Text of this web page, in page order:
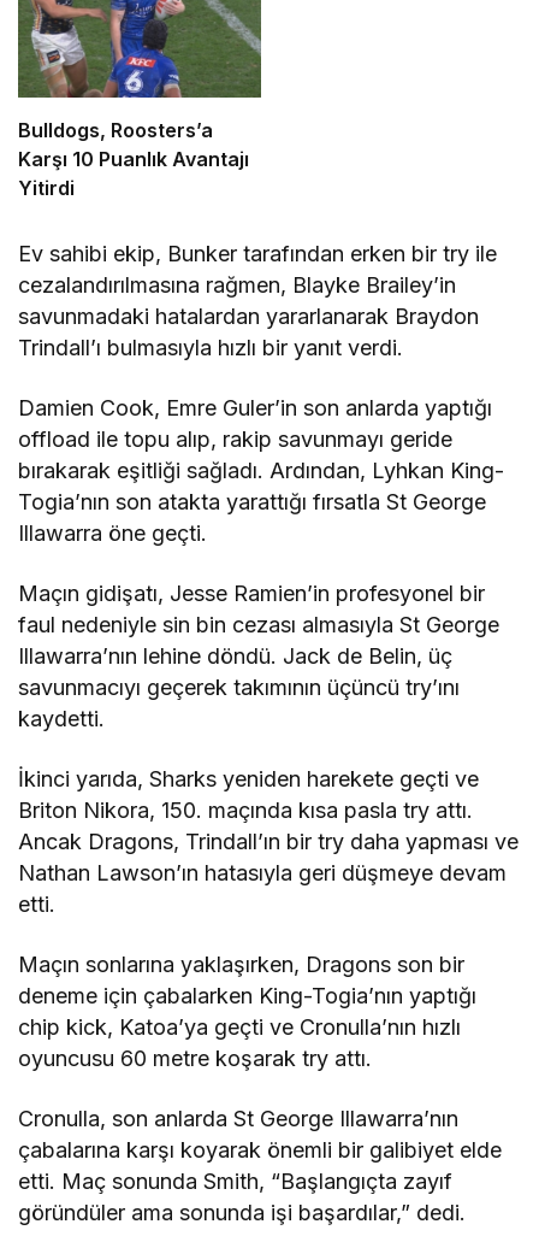
Bulldogs, Roosters’a
Karşı 10 Puanlık Avantajı
Yitirdi
Ev sahibi ekip, Bunker tarafından erken bir try ile
cezalandırılmasına rağmen, Blayke Brailey’in
savunmadaki hatalardan yararlanarak Braydon
Trindall’ı bulmasıyla hızlı bir yanıt verdi.
Damien Cook, Emre Guler’in son anlarda yaptığı
offload ile topu alıp, rakip savunmayı geride
bırakarak eşitliği sağladı. Ardından, Lyhkan King-
Togia’nın son atakta yarattığı fırsatla St George
Illawarra öne geçti.
Maçın gidişatı, Jesse Ramien’in profesyonel bir
faul nedeniyle sin bin cezası almasıyla St George
Illawarra’nın lehine döndü. Jack de Belin, üç
savunmacıyı geçerek takımının üçüncü try’ını
kaydetti.
İkinci yarıda, Sharks yeniden harekete geçti ve
Briton Nikora, 150. maçında kısa pasla try attı.
Ancak Dragons, Trindall’ın bir try daha yapması ve
Nathan Lawson’ın hatasıyla geri düşmeye devam
etti.
Maçın sonlarına yaklaşırken, Dragons son bir
deneme için çabalarken King-Togia’nın yaptığı
chip kick, Katoa’ya geçti ve Cronulla’nın hızlı
oyuncusu 60 metre koşarak try attı.
Cronulla, son anlarda St George Illawarra’nın
çabalarına karşı koyarak önemli bir galibiyet elde
etti. Maç sonunda Smith, “Başlangıçta zayıf
göründüler ama sonunda işi başardılar,” dedi.